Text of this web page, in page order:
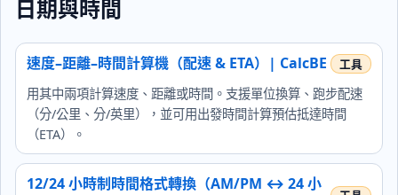
日期與時間
速度–距離–時間計算機（配速 & ETA）| CalcBE
用其中兩項計算速度、距離或時間。支援單位換算、跑步配速
（分/公里、分/英里），並可用出發時間計算預估抵達時間
（ETA）。
12/24 小時制時間格式轉換（AM/PM ↔ 24 小